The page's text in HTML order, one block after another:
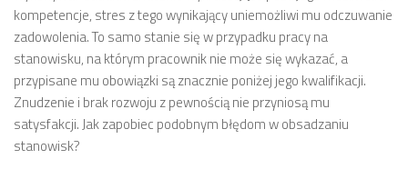
kompetencje, stres z tego wynikający uniemożliwi mu odczuwanie
zadowolenia. To samo stanie się w przypadku pracy na
stanowisku, na którym pracownik nie może się wykazać, a
przypisane mu obowiązki są znacznie poniżej jego kwalifikacji.
Znudzenie i brak rozwoju z pewnością nie przyniosą mu
satysfakcji. Jak zapobiec podobnym błędom w obsadzaniu
stanowisk?